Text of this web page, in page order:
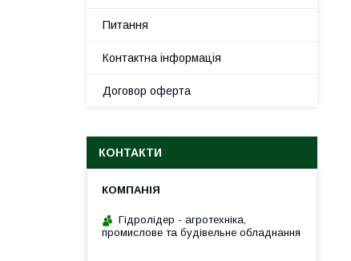
Питання
Контактна інформація
Договор оферта
КОНТАКТИ
Гідролідер - агротехніка,
промислове та будівельне обладнання